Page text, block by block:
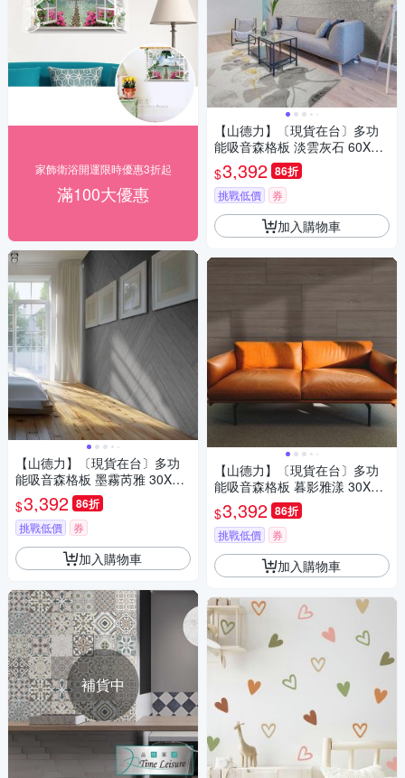
家飾衛浴開運限時優惠3折起
滿100大優惠
【山德力】〔現貨在台〕多功
能吸音森格板 墨霧芮雅 30X12
0cm(一箱8片 約0.8坪)
$3,392 86折
挑戰低價 券
加入購物車
補貨中
【山德力】〔現貨在台〕多功
能吸音森格板 淡雲灰石 60X60
cm(一箱8片 約0.8坪)
$3,392 86折
挑戰低價 券
加入購物車
【山德力】〔現貨在台〕多功
能吸音森格板 暮影雅漾 30X12
0cm(一箱8片 約0.8坪)
$3,392 86折
挑戰低價 券
加入購物車